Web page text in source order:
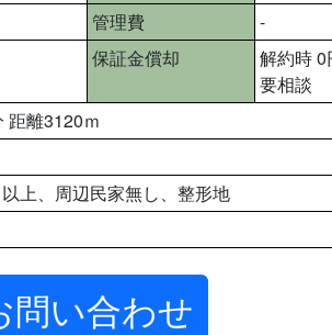
管理費
-
保証金償却
解約時 0
要相談
距離3120ｍ
上、周辺民家無し、整形地
問い合わせ